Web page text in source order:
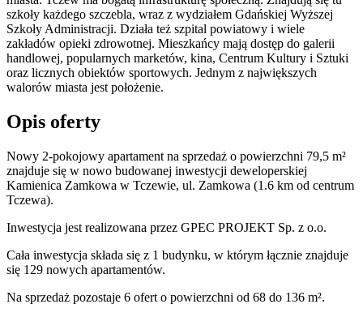
szkoły każdego szczebla, wraz z wydziałem Gdańskiej Wyższej
Szkoły Administracji. Działa też szpital powiatowy i wiele
zakładów opieki zdrowotnej. Mieszkańcy mają dostęp do galerii
handlowej, popularnych marketów, kina, Centrum Kultury i Sztuki
oraz licznych obiektów sportowych. Jednym z największych
walorów miasta jest położenie.
Opis oferty
Nowy 2-pokojowy apartament na sprzedaż o powierzchni 79,5 m²
znajduje się w nowo budowanej inwestycji deweloperskiej
Kamienica Zamkowa w Tczewie, ul. Zamkowa (1.6 km od centrum
Tczewa).
Inwestycja jest realizowana przez GPEC PROJEKT Sp. z o.o.
Cała inwestycja składa się z 1 budynku, w którym łącznie znajduje
się 129 nowych apartamentów.
Na sprzedaż pozostaje 6 ofert o powierzchni od 68 do 136 m².